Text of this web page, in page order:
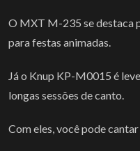
O MXT M-235 se destaca
para festas animadas.
Já o Knup KP-M0015 é
longas sessões de canto.
Com eles, você pode